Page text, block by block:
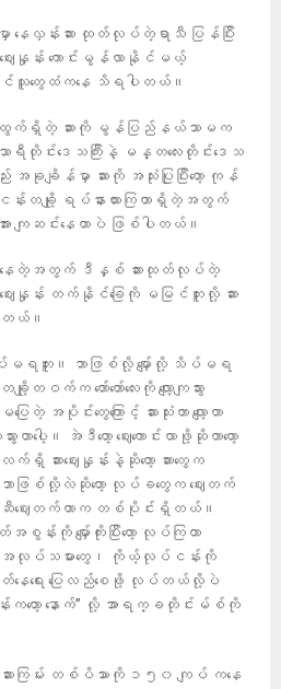
လှန်းဆား ထုတ်လုပ်တဲ့ရာသီ ပြန်ပြီး
ေးနှုန်း ကောင်းမွန်လာနိုင်မယ့်
ောင်သူတွေထံကနေ သိရပါတယ်။
က်ရှိတဲ့ ဆားကို မွန်ပြည်နယ်သာမက
င်းဒေသကြီးနဲ့ မန္တလေးတိုင်းဒေသ
း အခုချိန်မှာ ဆားကို အသုံးပြုပြီးတော့ ကုန်
ချို့ ရပ်နားထားကြတာရှိတဲ့အတွက်
ကျဆင်းနေတာပဲ ဖြစ်ပါတယ်။
းနေတဲ့အတွက် ဒီနှစ် ဆားထုတ်လုပ်တဲ့
းနှုန်း တက်နိုင်ခြေကို မမြင်ဘူးလို့ ဆား
တယ်။
ပ်မရဘူး။ ဘာဖြစ်လို့ မျှော်လို့ သိပ်မရ
တဝက်က တော်တော်လေးကို လျော့ကျသွား
င်းတွေကြောင့် ဆားသုံးတာ လျော့တာ
းတာပေါ့။ အဲဒီတော့ ဈေးကောင်းလာဖို့ဆိုတာတော့
ရှိ ဆားဈေးနှုန်းနဲ့ဆိုတော့ ဆားတွေက
ဘာဖြစ်လို့လဲဆိုတော့ လုပ်ခတွေက ဈေးတက်
ဈေးတက်တာက တစ်ပိုင်းရှိတယ်။
ကို မျှော်ကိုးပြီးတော့ လုပ်ကြတာ
ပ်သမားတွေ၊ ကိုယ့်လုပ်ငန်းကို
နေရေး ပြေလည်စေဖို့ လုပ်တယ်လို့ပဲ
တော့ နောက်” လို့ အာရက္ခတိုင်းမ်စ်ကို
ဆားကြမ်း တစ်ပိဿာကို ၁၅၀ ကျပ် ကနေ